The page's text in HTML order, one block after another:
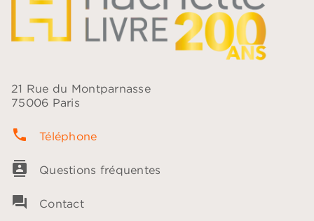
21 Rue du Montparnasse
75006 Paris
phone Téléphone
contacts Questions fréquentes
question_answer Contact